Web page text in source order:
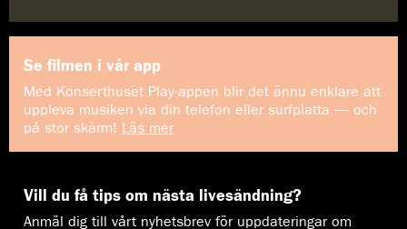
Se filmen i vår app
Med Konserthuset Play-appen blir det ännu enklare att
uppleva musiken via din telefon eller surfplatta — och
på stor skärm! Läs mer
Vill du få tips om nästa livesändning?
Anmäl dig till vårt nyhetsbrev för uppdateringar om